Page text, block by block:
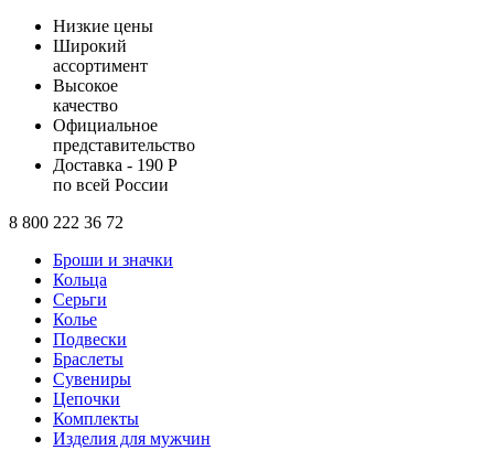
Низкие цены
Широкий
ассортимент
Высокое
качество
Официальное
представительство
Доставка - 190 Р
по всей России
8 800 222 36 72
Броши и значки
Кольца
Серьги
Колье
Подвески
Браслеты
Сувениры
Цепочки
Комплекты
Изделия для мужчин